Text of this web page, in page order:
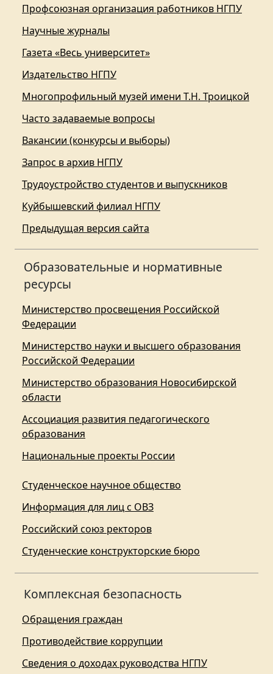
Профсоюзная организация работников НГПУ
Научные журналы
Газета «Весь университет»
Издательство НГПУ
Многопрофильный музей имени Т.Н. Троицкой
Часто задаваемые вопросы
Вакансии (конкурсы и выборы)
Запрос в архив НГПУ
Трудоустройство студентов и выпускников
Куйбышевский филиал НГПУ
Предыдущая версия сайта
Образовательные и нормативные
ресурсы
Министерство просвещения Российской
Федерации
Министерство науки и высшего образования
Российской Федерации
Министерство образования Новосибирской
области
Ассоциация развития педагогического
образования
Национальные проекты России
Студенческое научное общество
Информация для лиц с ОВЗ
Российский союз ректоров
Студенческие конструкторские бюро
Комплексная безопасность
Обращения граждан
Противодействие коррупции
Сведения о доходах руководства НГПУ